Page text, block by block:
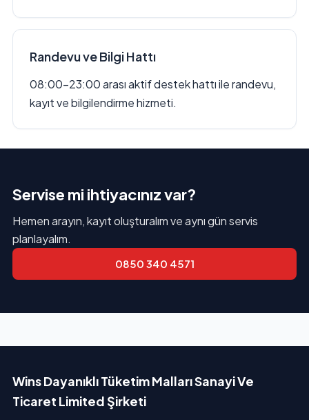
Randevu ve Bilgi Hattı
08:00–23:00 arası aktif destek hattı ile randevu,
kayıt ve bilgilendirme hizmeti.
Servise mi ihtiyacınız var?
Hemen arayın, kayıt oluşturalım ve aynı gün servis
planlayalım.
0850 340 4571
Wins Dayanıklı Tüketim Malları Sanayi Ve
Ticaret Limited Şirketi